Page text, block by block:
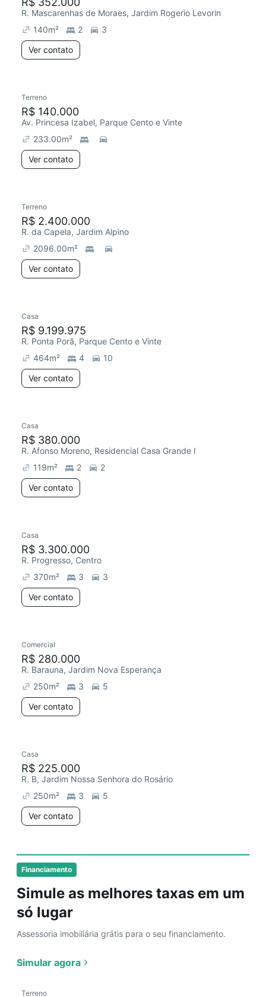
Financiamento
Simule as melhores taxas em um
só lugar
Assessoria imobiliária grátis para o seu financiamento.
Simular agora
R. Mascarenhas de Moraes, Jardim Rogerio Levorin
140m² 2
3
Ver contato
Terreno
R$ 140.000
Av. Princesa Izabel, Parque Cento e Vinte
233.00m²
Ver contato
Terreno
R$ 2.400.000
R. da Capela, Jardim Alpino
2096.00m²
Ver contato
Casa
R$ 9.199.975
R. Ponta Porã, Parque Cento e Vinte
464m² 4
10
Ver contato
Casa
R$ 380.000
R. Afonso Moreno, Residencial Casa Grande I
119m² 2
2
Ver contato
Casa
R$ 3.300.000
R. Progresso, Centro
370m² 3
3
Ver contato
Comercial
R$ 280.000
R. Barauna, Jardim Nova Esperança
250m² 3
5
Ver contato
Casa
R$ 225.000
R. B, Jardim Nossa Senhora do Rosário
250m² 3
5
Ver contato
Terreno